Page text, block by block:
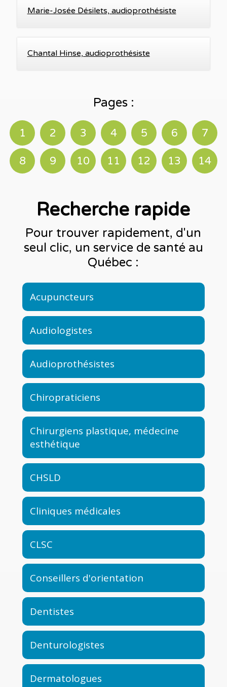
Marie-Josée Désilets, audioprothésiste
Chantal Hinse, audioprothésiste
Pages :
1 2 3 4 5 6 7
8 9 10 11 12 13 14
Recherche rapide
Pour trouver rapidement, d'un
seul clic, un service de santé au
Québec :
Acupuncteurs
Audiologistes
Audioprothésistes
Chiropraticiens
Chirurgiens plastique, médecine
esthétique
CHSLD
Cliniques médicales
CLSC
Conseillers d'orientation
Dentistes
Denturologistes
Dermatologues